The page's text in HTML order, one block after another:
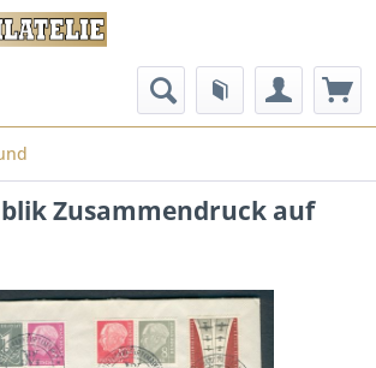
Zusammendruck auf